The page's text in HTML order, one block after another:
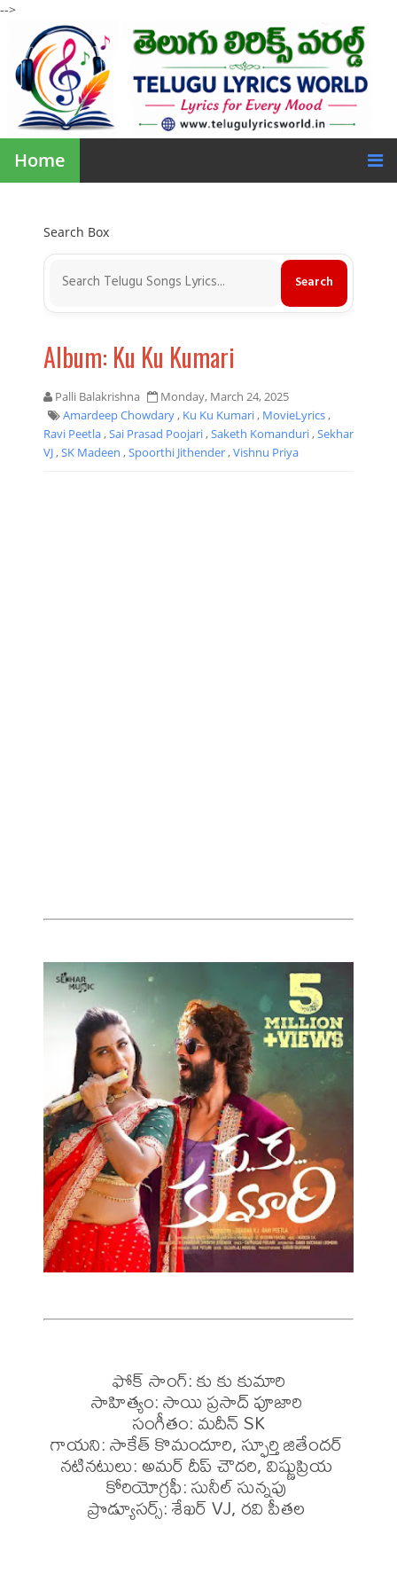
-->
Home
Search Box
Album: Ku Ku Kumari
Palli Balakrishna
Monday, March 24, 2025
Amardeep Chowdary, Ku Ku Kumari, MovieLyrics,
Ravi Peetla,Sai Prasad Poojari,Saketh Komanduri,Sekhar
VJ,SK Madeen ,Spoorthi Jithender,Vishnu Priya
ఫోక్ సాంగ్: కు కు కుమారి
సాహిత్యం: సాయి ప్రసాద్ పూజారి
సంగీతం: మదీన్ SK
గాయని: సాకేత్ కొమందూరి, స్ఫూర్తి జితేందర్
నటినటులు: అమర్ దీప్ చౌదరి, విష్ణుప్రియ
కోరియోగ్రఫీ: సునీల్ సున్నపు